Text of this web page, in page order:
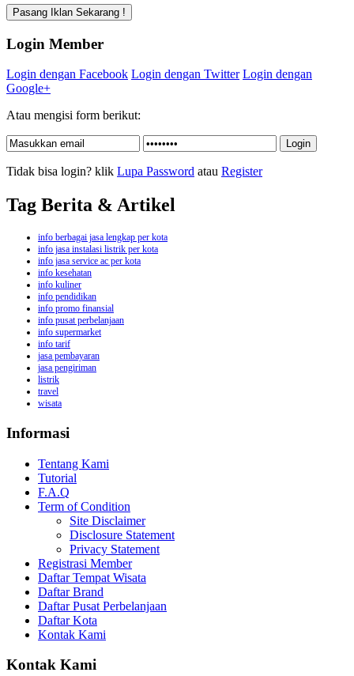
Login Member
Login dengan Facebook Login dengan Twitter Login dengan
Google+
Atau mengisi form berikut:
Tidak bisa login? klik Lupa Password atau Register
Tag Berita & Artikel
info berbagai jasa lengkap per kota
info jasa instalasi listrik per kota
info jasa service ac per kota
info kesehatan
info kuliner
info pendidikan
info promo finansial
info pusat perbelanjaan
info supermarket
info tarif
jasa pembayaran
jasa pengiriman
listrik
travel
wisata
Informasi
Tentang Kami
Tutorial
F.A.Q
Term of Condition
Site Disclaimer
Disclosure Statement
Privacy Statement
Registrasi Member
Daftar Tempat Wisata
Daftar Brand
Daftar Pusat Perbelanjaan
Daftar Kota
Kontak Kami
Kontak Kami